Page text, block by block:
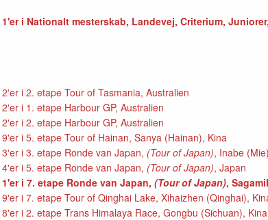
1'er i Nationalt mesterskab, Landevej, Criterium,
2'er i 2. etape Tour of Tasmania, Australien
2'er i 1. etape Harbour GP, Australien
2'er i 2. etape Harbour GP, Australien
9'er i 5. etape Tour of Hainan, Sanya (Hainan), Kina
3'er i 3. etape Ronde van Japan, (Tour of Japan), Inabe
4'er i 5. etape Ronde van Japan, (Tour of Japan), Japan
1'er i 7. etape Ronde van Japan, (Tour of Japan),
9'er i 7. etape Tour of Qinghai Lake, Xihaizhen (Qinghai),
8'er i 2. etape Trans Himalaya Race, Gongbu (Sichuan), Kina